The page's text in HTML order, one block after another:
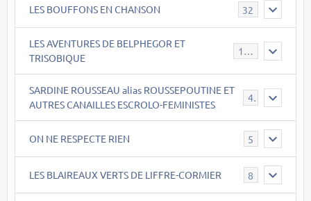
LES BOUFFONS EN CHANSON 32
LES AVENTURES DE BELPHEGOR ET
TRISOBIQUE
147
SARDINE ROUSSEAU alias ROUSSEPOUTINE ET
AUTRES CANAILLES ESCROLO-FEMINISTES
40
ON NE RESPECTE RIEN 5
LES BLAIREAUX VERTS DE LIFFRE-CORMIER 8